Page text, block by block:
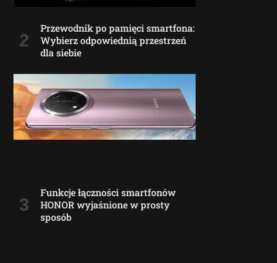
Przewodnik po pamięci smartfona:
Wybierz odpowiednią przestrzeń
dla siebie
Funkcje łączności smartfonów
HONOR wyjaśnione w prosty
sposób